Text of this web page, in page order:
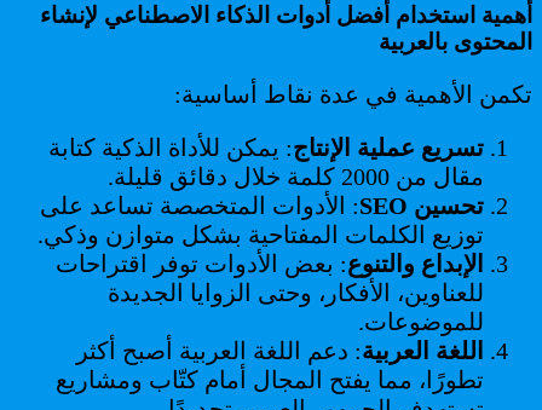
أهمية استخدام أفضل أدوات الذكاء الاصطناعي لإنشاء
المحتوى بالعربية
تكمن الأهمية في عدة نقاط أساسية:
تسريع عملية الإنتاج: يمكن للأداة الذكية كتابة
مقال من 2000 كلمة خلال دقائق قليلة.
تحسين SEO
: الأدوات المتخصصة تساعد على
توزيع الكلمات المفتاحية بشكل متوازن وذكي.
الإبداع والتنوع: بعض الأدوات توفر اقتراحات
للعناوين، الأفكار، وحتى الزوايا الجديدة
للموضوعات.
اللغة العربية: دعم اللغة العربية أصبح أكثر
تطورًا، مما يفتح المجال أمام كتّاب ومشاريع